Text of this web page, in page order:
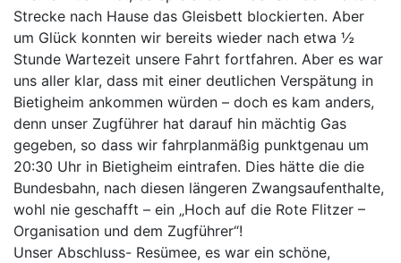
Strecke nach Hause das Gleisbett blockierten. Aber
um Glück konnten wir bereits wieder nach etwa ½
Stunde Wartezeit unsere Fahrt fortfahren. Aber es war
uns aller klar, dass mit einer deutlichen Verspätung in
Bietigheim ankommen würden – doch es kam anders,
denn unser Zugführer hat darauf hin mächtig Gas
gegeben, so dass wir fahrplanmäßig punktgenau um
20:30 Uhr in Bietigheim eintrafen. Dies hätte die die
Bundesbahn, nach diesen längeren Zwangsaufenthalte,
wohl nie geschafft – ein „Hoch auf die Rote Flitzer –
Organisation und dem Zugführer“!
Unser Abschluss- Resümee, es war ein schöne,